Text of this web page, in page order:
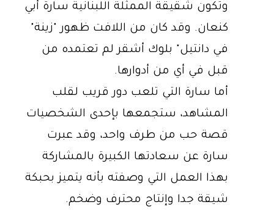
وتكون شقيقة الممثلة اللبنانية سارة أبي
كنعان. وقد كان من اللافت ظهور "زينة"
في دانتيل" بلوك أشقر لم تعتمده من
قبل في أي من أدوارها.
أما سارة التي تلعب دور قريب لقلب
المشاهد، ستجمعها بإحدى الشخصيات
قصة حب من طرف واحد، وقد عبرت
سارة عن سعادتها الكبيرة بالمشاركة
بهذا العمل التي وصفته بأنه يتميز بحبكة
شيقة جدا وإنتاج محترف وضخم.